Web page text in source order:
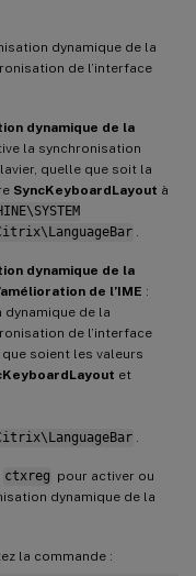
dynamique de la
de l’interface
dynamique de la
la synchronisation
quelle que soit la
SyncKeyboardLayout à
.
dynamique de la
de l’IME :
de la
de l’interface
soient les valeurs
et
.
ctxreg pour activer ou
dynamique de la
la commande :